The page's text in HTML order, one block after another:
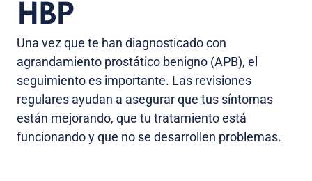
HBP
Una vez que te han diagnosticado con
agrandamiento prostático benigno (APB), el
seguimiento es importante. Las revisiones
regulares ayudan a asegurar que tus síntomas
están mejorando, que tu tratamiento está
funcionando y que no se desarrollen problemas.